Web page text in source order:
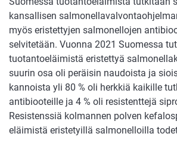
kansallisen
myös eristettyjen salmonellojen
selvitetään. Vuonna 2021 Suomessa
tuotantoeläimistä eristettyä
suurin osa oli peräisin naudoista ja
kannoista yli 80 % oli herkkiä kaikille
antibiooteille ja 4 % oli resistenttejä
Resistenssiä kolmannen polven
eläimistä eristetyillä salmonelloilla